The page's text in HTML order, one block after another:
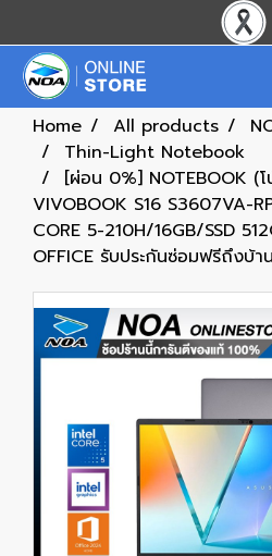
Home All products
Thin-Light Notebook
[ผ่อน 0%] NOTEBOOK (
VIVOBOOK S16 S3607VA-
CORE 5-210H/16GB/SSD
OFFICE รับประกันซ่อมฟรีถึงบ้า